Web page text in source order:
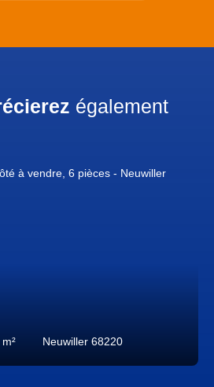
également
m² Neuwiller 68220